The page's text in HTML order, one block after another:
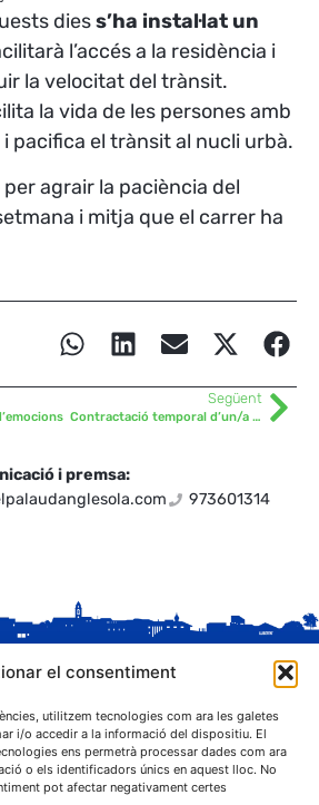
el consentiment
utilitzem tecnologies com ara les galetes
i/o accedir a la informació del dispositiu. El
ens permetrà processar dades com ara
o els identificadors únics en aquest lloc. No
pot afectar negativament certes
diess’ha instal·lat un
l’accés a la residència i
la velocitat del trànsit.
la vida de les persones amb
pacifica el trànsit al nucli urbà.
agrair la paciència del
i mitja que el carrer ha
Següent
Contractació temporal d’un/a auxiliar administratiu/va per donar suport a la campanya agrària, anualitat 2024
i premsa:
973601314
(Pla d'Urgell)